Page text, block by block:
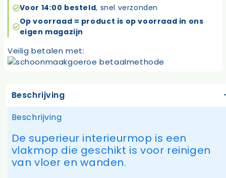
Voor 14:00 besteld, snel verzonden
Op voorraad = product is op voorraad in ons
eigen magazijn
Veilig betalen met:
Beschrijving
Beschrijving
De superieur interieurmop is een
vlakmop die geschikt is voor reinigen
van vloer en wanden.